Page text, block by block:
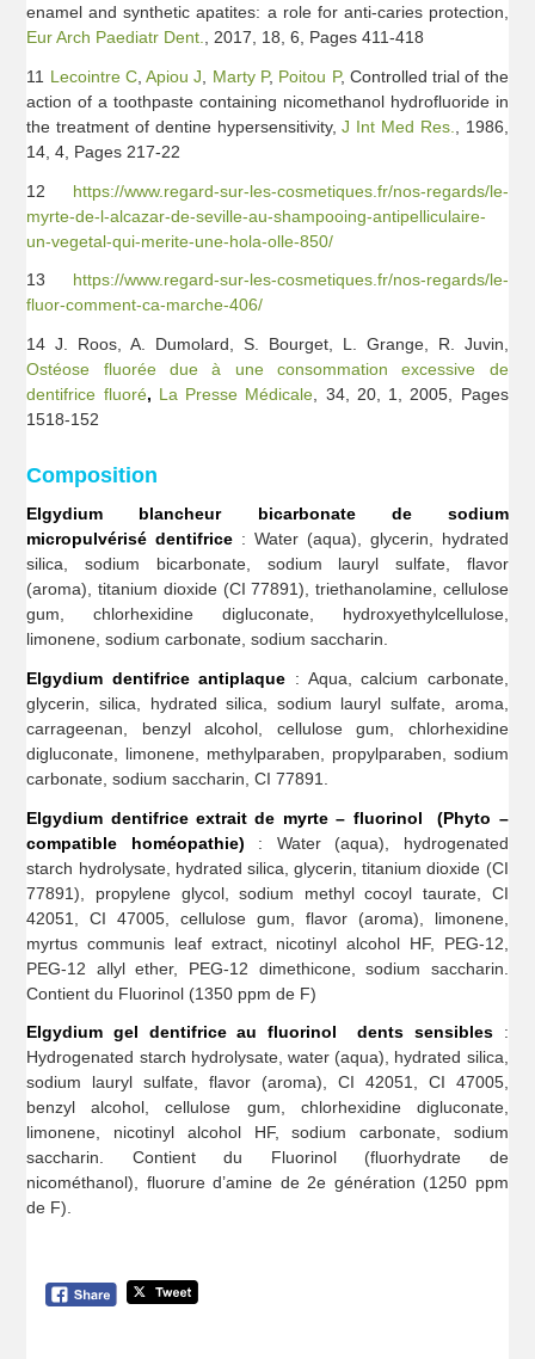
enamel and synthetic apatites: a role for anti-caries protection,
Eur Arch Paediatr Dent.
, 2017, 18, 6, Pages 411-418
11 Lecointre C,Apiou J Marty P, Poitou P, Controlled trial of the
action of a toothpaste containing nicomethanol hydrofluoride in
the treatment of dentine hypersensitivity,J Int Med Res.
, 1986,
14, 4, Pages 217-22
12 https://www.regard-sur-les-cosmetiques.fr/nos-regards/le-
myrte-de-l-alcazar-de-seville-au-shampooing-antipelliculaire-
un-vegetal-qui-merite-une-hola-olle-850/
13 https://www.regard-sur-les-cosmetiques.fr/nos-regards/le-
fluor-comment-ca-marche-406/
14 J. Roos, A. Dumolard, S. Bourget, L. Grange, R. Juvin,
Ostéose fluorée due à une consommation excessive de
dentifrice fluoré, La Presse Médicale, 34, 20, 1, 2005, Pages
1518-152
Composition
Elgydium blancheur bicarbonate de sodium
micropulvérisé dentifrice : Water (aqua), glycerin, hydrated
silica, sodium bicarbonate, sodium lauryl sulfate, flavor
(aroma), titanium dioxide (CI 77891), triethanolamine, cellulose
gum, chlorhexidine digluconate, hydroxyethylcellulose,
limonene, sodium carbonate, sodium saccharin.
Elgydium dentifrice antiplaque : Aqua, calcium carbonate,
glycerin, silica, hydrated silica, sodium lauryl sulfate, aroma,
carrageenan, benzyl alcohol, cellulose gum, chlorhexidine
digluconate, limonene, methylparaben, propylparaben, sodium
carbonate, sodium saccharin, CI 77891.
Elgydium dentifrice extrait de myrte – fluorinol (Phyto –
compatible homéopathie) : Water (aqua), hydrogenated
starch hydrolysate, hydrated silica, glycerin, titanium dioxide (CI
77891), propylene glycol, sodium methyl cocoyl taurate, CI
42051, CI 47005, cellulose gum, flavor (aroma), limonene,
myrtus communis leaf extract, nicotinyl alcohol HF, PEG-12,
PEG-12 allyl ether, PEG-12 dimethicone, sodium saccharin.
Contient du Fluorinol (1350 ppm de F)
Elgydium gel dentifrice au fluorinol dents sensibles:
Hydrogenated starch hydrolysate, water (aqua), hydrated silica,
sodium lauryl sulfate, flavor (aroma), CI 42051, CI 47005,
benzyl alcohol, cellulose gum, chlorhexidine digluconate,
limonene, nicotinyl alcohol HF, sodium carbonate, sodium
saccharin. Contient du Fluorinol (fluorhydrate de
nicométhanol), fluorure d’amine de 2e génération (1250 ppm
de F).